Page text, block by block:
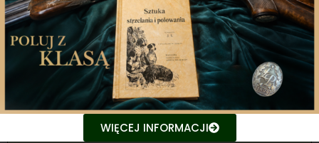
169
449
9
Sanczenko Piotr
M
WIĘCEJ INFORMACJI